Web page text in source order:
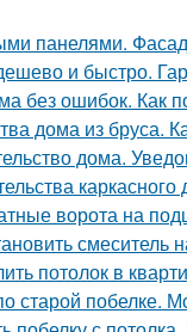
панелями.
и быстро.
без ошибок. Как
дома из бруса.
дома.
ворота на
смеситель
потолок в
старой побелке.